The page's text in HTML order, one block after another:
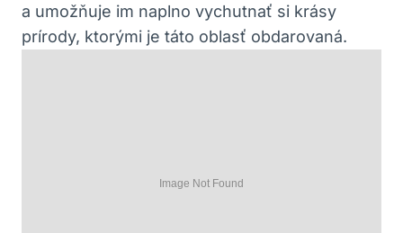
a ‌umožňuje im naplno vychutnať si krásy
prírody, ​ktorými je⁤ táto oblasť obdarovaná.